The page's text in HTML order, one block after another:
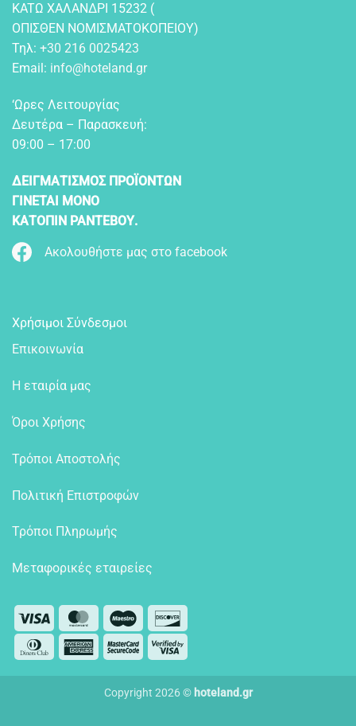
KATΩ XAΛANΔPI 15232 (
OΠIΣΘEN NOMIΣMATOKOΠEIOY)
Τηλ: +30 216 0025423
Email: info@hoteland.gr
‘Ωρες Λειτουργίας
Δευτέρα – Παρασκευή:
09:00 – 17:00
ΔΕΙΓΜΑΤΙΣΜΟΣ ΠΡΟΪΟΝΤΩΝ
ΓΙΝΕΤΑΙ ΜΟΝΟ
ΚΑΤΟΠΙΝ ΡΑΝΤΕΒΟΥ.
Ακολουθήστε μας στο facebook
Χρήσιμοι Σύνδεσμοι
Επικοινωνία
Η εταιρία μας
Όροι Χρήσης
Τρόποι Αποστολής
Πολιτική Επιστροφών
Τρόποι Πληρωμής
Μεταφορικές εταιρείες
Visa MasterCardMaestro
Dinners
Club
American
Express
MasterCard
2
Visa
2
Copyright 2026 © hoteland.gr